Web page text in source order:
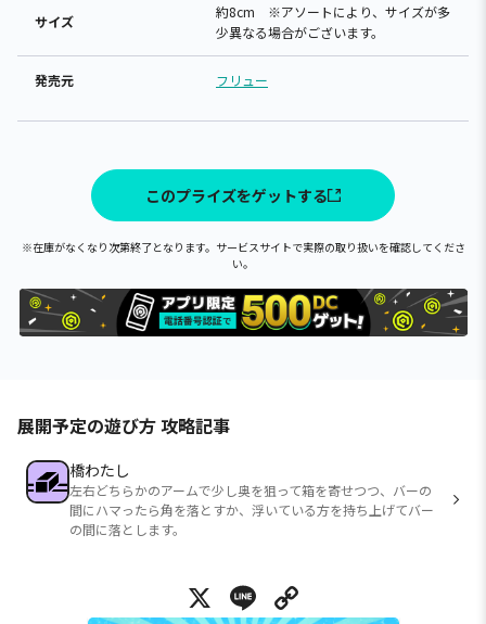
サイズ
約8cm ※アソートにより、サイズが多
少異なる場合がございます。
発売元 フリュー
このプライズをゲットする
※在庫がなくなり次第終了となります。サービスサイトで実際の取り扱いを確認してくださ
い。
展開予定の遊び方 攻略記事
橋わたし
左右どちらかのアームで少し奥を狙って箱を寄せつつ、バーの
間にハマったら角を落とすか、浮いている方を持ち上げてバー
の間に落とします。
X Line